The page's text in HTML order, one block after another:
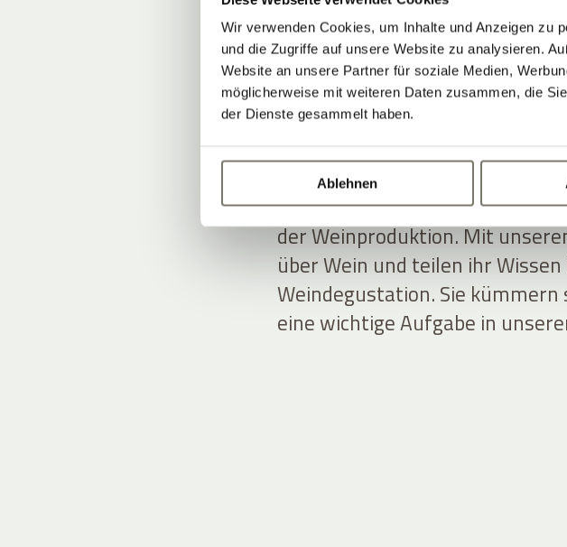
Wir verwenden Cookies, um Inhalte und Anzeigen zu
und die Zugriffe auf unsere Website zu analysieren.
Website an unsere Partner für soziale Medien,
möglicherweise mit weiteren Daten zusammen, die
der Dienste gesammelt haben.
Ablehnen
Die Gastfreundschaft haben
weitergegeben. Sie betreut
und Charme – auch in
Andreas und Thomas
Kulissen. Sie sind ein
der Weinproduktion. Mit
über Wein und teilen ihr
Weindegustation. Sie
eine wichtige Aufgabe in